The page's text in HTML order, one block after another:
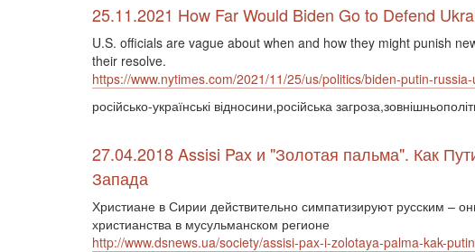
25.11.2021 How Far Would Biden Go to Defend
U.S. officials are vague about when and how they might punish
their resolve.
https://www.nytimes.com/2021/11/25/us/politics/biden-putin-
російсько-українські відносини,російська
27.04.2018 Assisi Pax и "Золотая пальма". Как
Запада
Христиане в Сирии действительно симпатизируют русским –
христианства в мусульманском регионе
http://www.dsnews.ua/society/assisi-pax-i-zolotaya-palma-kak-